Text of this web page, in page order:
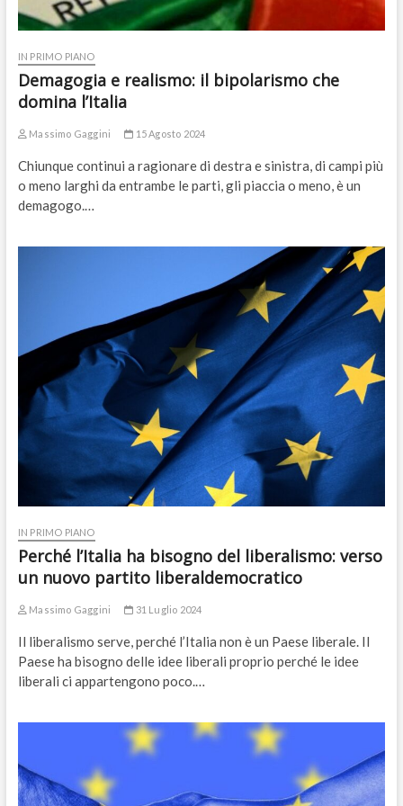
IN PRIMO PIANO
Demagogia e realismo: il bipolarismo che
domina l’Italia
Massimo Gaggini 15 Agosto 2024
Chiunque continui a ragionare di destra e sinistra, di campi più
o meno larghi da entrambe le parti, gli piaccia o meno, è un
demagogo.…
IN PRIMO PIANO
Perché l’Italia ha bisogno del liberalismo: verso
un nuovo partito liberaldemocratico
Massimo Gaggini 31 Luglio 2024
Il liberalismo serve, perché l’Italia non è un Paese liberale. Il
Paese ha bisogno delle idee liberali proprio perché le idee
liberali ci appartengono poco.…